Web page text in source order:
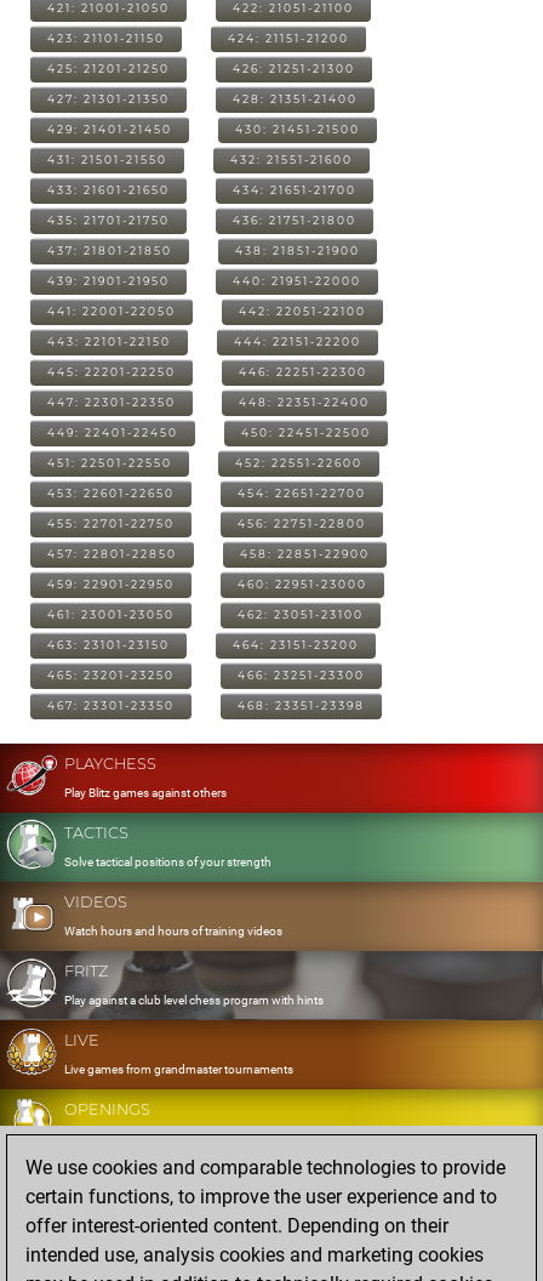
421: 21001-21050 422: 21051-21100
423: 21101-21150 424: 21151-21200
425: 21201-21250 426: 21251-21300
427: 21301-21350 428: 21351-21400
429: 21401-21450 430: 21451-21500
431: 21501-21550 432: 21551-21600
433: 21601-21650 434: 21651-21700
435: 21701-21750 436: 21751-21800
437: 21801-21850 438: 21851-21900
439: 21901-21950 440: 21951-22000
441: 22001-22050 442: 22051-22100
443: 22101-22150 444: 22151-22200
445: 22201-22250 446: 22251-22300
447: 22301-22350 448: 22351-22400
449: 22401-22450 450: 22451-22500
451: 22501-22550 452: 22551-22600
453: 22601-22650 454: 22651-22700
455: 22701-22750 456: 22751-22800
457: 22801-22850 458: 22851-22900
459: 22901-22950 460: 22951-23000
461: 23001-23050 462: 23051-23100
463: 23101-23150 464: 23151-23200
465: 23201-23250 466: 23251-23300
467: 23301-23350 468: 23351-23398
PLAYCHESS
Play Blitz games against others
TACTICS
Solve tactical positions of your strength
VIDEOS
Watch hours and hours of training videos
FRITZ
Play against a club level chess program with hints
LIVE
Live games from grandmaster tournaments
OPENINGS
Develop and exercise your openings
DATABASE
Eight million strong games
MYGAMES
Store and analyse your own games in the cloud
We use cookies and comparable technologies to provide
certain functions, to improve the user experience and to
offer interest-oriented content. Depending on their
intended use, analysis cookies and marketing cookies